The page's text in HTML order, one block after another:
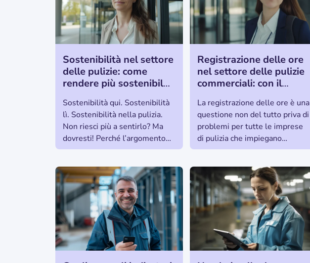
Sostenibilità nel settore
delle pulizie: come
rendere più sostenibile
Sostenibilità qui. Sostenibilità
lì. Sostenibilità nella pulizia.
Non riesci più a sentirlo? Ma
dovresti! Perché l’argomento
non è mai stato così attuale
Registrazione delle ore
nel settore delle pulizie
commerciali: con il
completamente
integrata?
La registrazione delle ore è una
questione non del tutto priva di
problemi per tutte le imprese
di pulizia che impiegano
personale. Perché è così?